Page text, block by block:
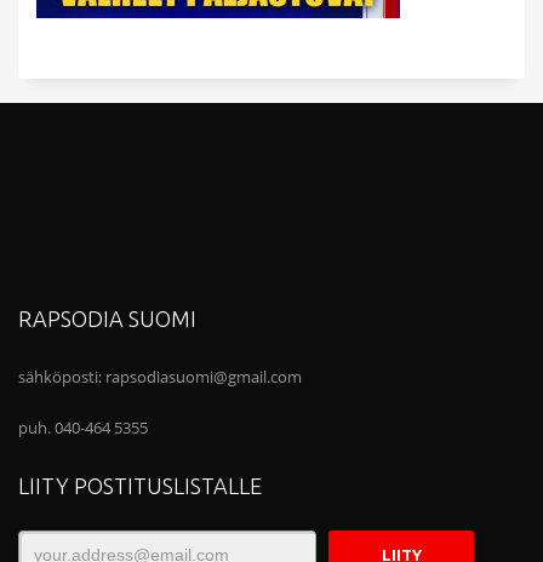
RAPSODIA SUOMI
sähköposti: rapsodiasuomi@gmail.com
puh. 040-464 5355
LIITY POSTITUSLISTALLE